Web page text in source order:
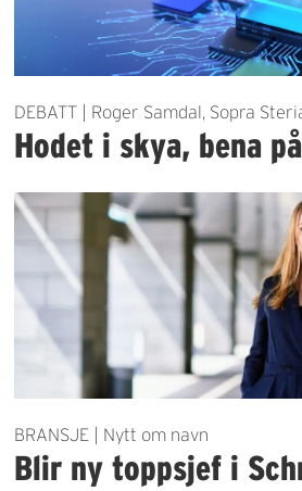
DEBATT | Roger Samdal, Sopra
Hodet i skya, bena
BRANSJE | Nytt om navn
Blir ny toppsjef i